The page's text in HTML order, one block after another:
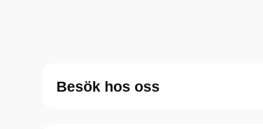
Besök hos oss